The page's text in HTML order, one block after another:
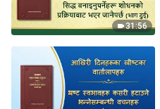
31:56